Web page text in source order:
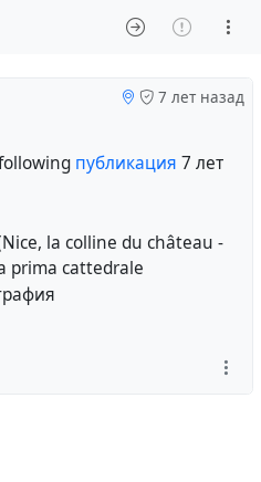
7 лет назад
публикация 7 лет
la colline du château -
prima cattedrale